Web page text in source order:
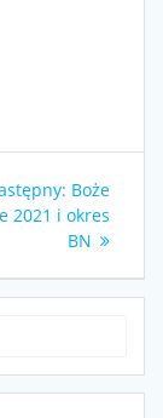
Następny
wpis:
Boże
2021 i okres
BN